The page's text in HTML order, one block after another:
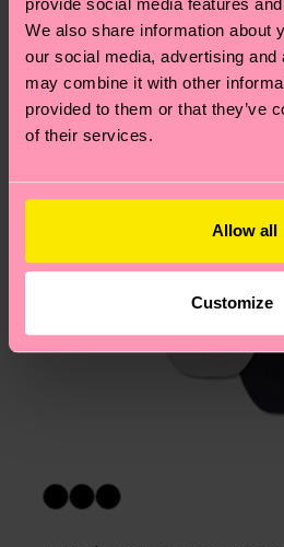
provide social media features
We also share information about
our social media, advertising
may combine it with other
provided to them or that they’ve
of their services.
Allow all
Customize
Du hast Fragen zu einer
Hilfebereich im Artikel
am häufigsten gestellten